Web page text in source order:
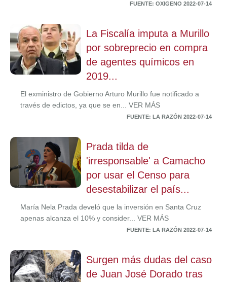
FUENTE: OXIGENO 2022-07-14
La Fiscalía imputa a Murillo
por sobreprecio en compra
de agentes químicos en
2019...
El exministro de Gobierno Arturo Murillo fue notificado a
través de edictos, ya que se en... VER MÁS
FUENTE: LA RAZÓN 2022-07-14
Prada tilda de
'irresponsable' a Camacho
por usar el Censo para
desestabilizar el país...
María Nela Prada develó que la inversión en Santa Cruz
apenas alcanza el 10% y consider... VER MÁS
FUENTE: LA RAZÓN 2022-07-14
Surgen más dudas del caso
de Juan José Dorado tras